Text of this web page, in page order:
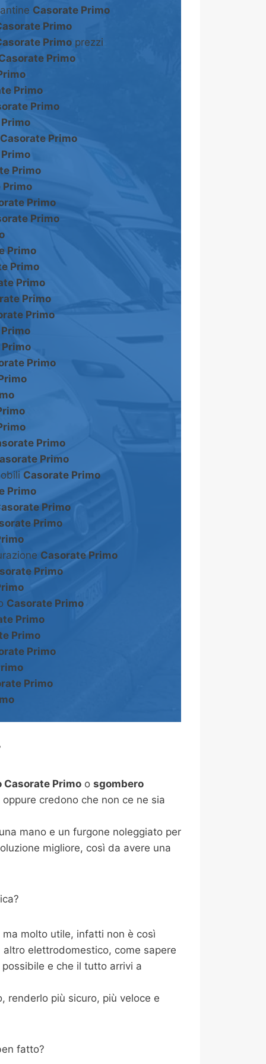
Casorate Primo
Primo
Primo prezzi
Primo
Primo
Primo
Casorate Primo
Primo
Primo
Primo
Primo
Primo
Primo
Primo
Primo
Primo
Primo
Primo
Primo
Casorate Primo
Primo
Primo
Primo
Casorate Primo
Primo
Casorate Primo
Primo
Primo
Primo
Primo
Primo o sgombero
credono che non ce ne sia
mano e un furgone noleggiato per
migliore, così da avere una
molto utile, infatti non è così
elettrodomestico, come sapere
e che il tutto arrivi a
renderlo più sicuro, più veloce e
fatto?